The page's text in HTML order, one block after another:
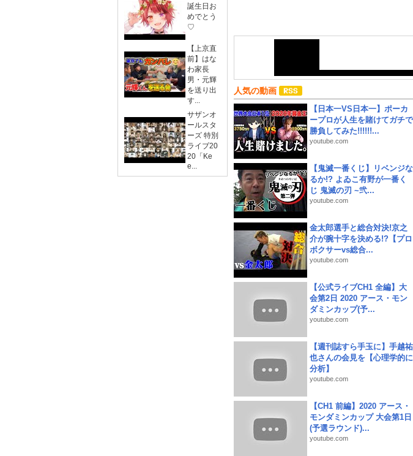
誕生日お
めでとう
♡
【上京直
前】はな
わ家長
男・元輝
を送り出
す...
サザンオ
ールスタ
ーズ 特別
ライブ20
20「Ke
e...
人気の動画
【日本一VS日本一】ポーカ
ープロが人生を賭けてガチで
勝負してみた!!!!!!...
youtube.com
【鬼滅一番くじ】リベンジな
るか!? よゐこ有野が一番く
じ 鬼滅の刃 ~弐...
youtube.com
金太郎選手と総合対決!京之
介が腕十字を決める!?【プロ
ボクサーvs総合...
youtube.com
【公式ライブCH1 全編】大
会第2日 2020 アース・モン
ダミンカップ(予...
youtube.com
【週刊誌すら手玉に】手越祐
也さんの会見を【心理学的に
分析】
youtube.com
【CH1 前編】2020 アース・
モンダミンカップ 大会第1日
(予選ラウンド)...
youtube.com